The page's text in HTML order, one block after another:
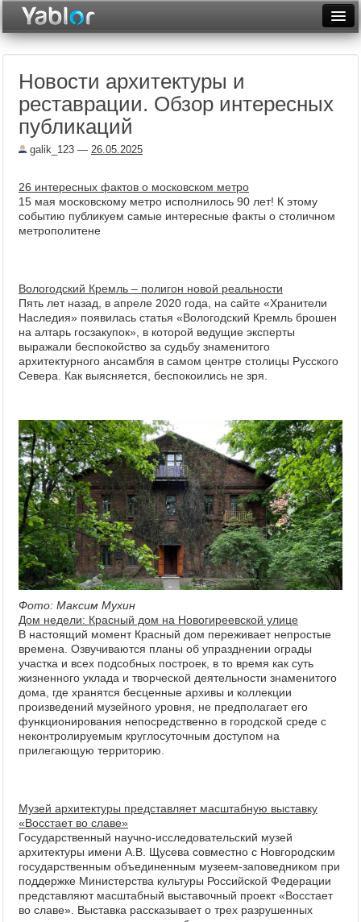
Неделя
Месяц
Фототоп
Новости архитектуры и
реставрации. Обзор интересных
публикаций
galik_123 — 26.05.2025
26 интересных фактов о московском метро
15 мая московскому метро исполнилось 90 лет! К этому
событию публикуем самые интересные факты о столичном
метрополитене
Вологодский Кремль – полигон новой реальности
Пять лет назад, в апреле 2020 года, на сайте «Хранители
Наследия» появилась статья «Вологодский Кремль брошен
на алтарь госзакупок», в которой ведущие эксперты
выражали беспокойство за судьбу знаменитого
архитектурного ансамбля в самом центре столицы Русского
Севера. Как выясняется, беспокоились не зря.
Фото: Максим Мухин
Дом недели: Красный дом на Новогиреевской улице
В настоящий момент Красный дом переживает непростые
времена. Озвучиваются планы об упразднении ограды
участка и всех подсобных построек, в то время как суть
жизненного уклада и творческой деятельности знаменитого
дома, где хранятся бесценные архивы и коллекции
произведений музейного уровня, не предполагает его
функционирования непосредственно в городской среде с
неконтролируемым круглосуточным доступом на
прилегающую территорию.
Музей архитектуры представляет масштабную выставку
«Восстает во славе»
Государственный научно-исследовательский музей
архитектуры имени А.В. Щусева совместно с Новгородским
государственным объединенным музеем-заповедником при
поддержке Министерства культуры Российской Федерации
представляют масштабный выставочный проект «Восстает
во славе». Выставка рассказывает о трех разрушенных